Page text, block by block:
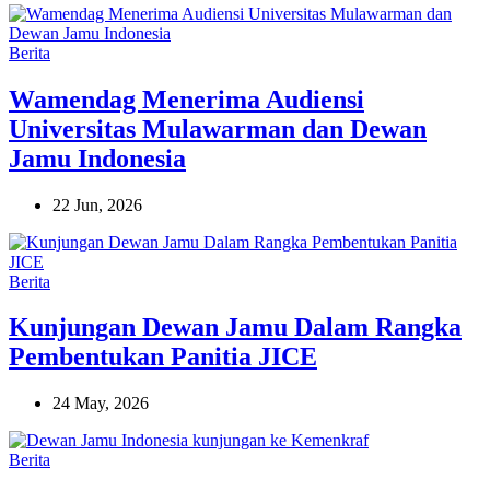
Berita
Wamendag Menerima Audiensi
Universitas Mulawarman dan Dewan
Jamu Indonesia
22 Jun, 2026
Berita
Kunjungan Dewan Jamu Dalam Rangka
Pembentukan Panitia JICE
24 May, 2026
Berita